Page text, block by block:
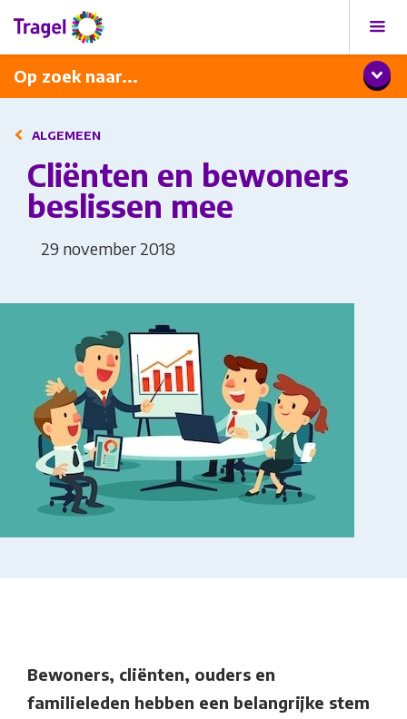
Op zoek naar...
Programma
Diner met wijnarrangement
ALGEMEEN
Cliënten en bewoners
beslissen mee
29 november 2018
Bewoners, cliënten, ouders en
familieleden hebben een belangrijke stem